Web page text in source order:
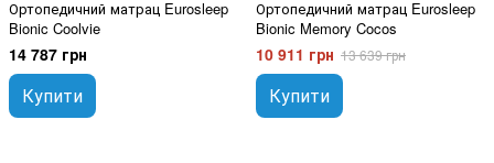
Ортопедичний матрац Eurosleep
Bionic Coolvie
14 787 грн
Купити
Ортопедичний матрац Eurosleep
Bionic Memory Cocos
10 911 грн 13 639 грн
Купити